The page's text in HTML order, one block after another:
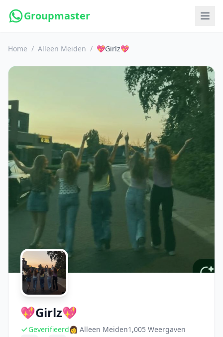
Groupmaster
Home / Alleen Meiden / 💖Girlz💖
💖Girlz💖
Geverifieerd👩 Alleen Meiden1,005 Weergaven